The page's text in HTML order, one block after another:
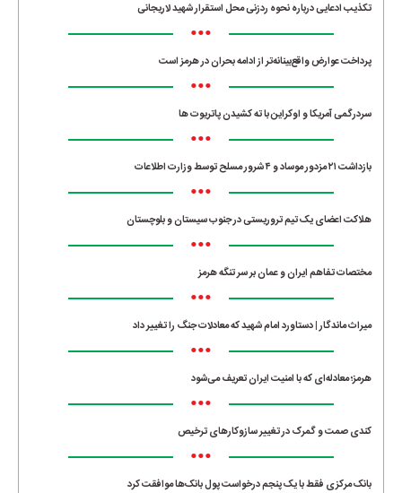
تکذیب ادعایی درباره نحوه ردزنی محل استقرار شهید لاریجانی
•••
پرداخت عوارض واقع‌بینانه‌تر از ادامه بحران در هرمز است
•••
سردرگمی آمریکا و اوکراین با ته کشیدن پاتریوت ها
•••
بازداشت ۲۱ مزدور موساد و ۴ شرور مسلح توسط وزارت اطلاعات
•••
هلاکت اعضای یک تیم تروریستی در جنوب سیستان و بلوچستان
•••
مختصات تفاهم ایران و عمان بر سر تنگه هرمز
•••
میراث ماندگار | دستاورد امام شهید که معادلات جنگ را تغییر داد
•••
هرمز؛ معادله‌ای که با امنیت ایران تعریف می‌شود
•••
کندی صمت و گمرک در تغییر سازوکارهای ترخیص
•••
بانک مرکزی فقط با یک‌ پنجم درخواست پول بانک‌ها موافقت کرد